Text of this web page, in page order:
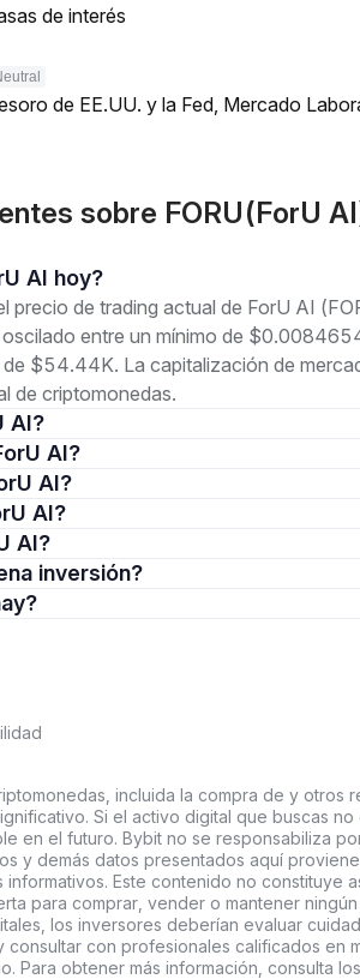
de interés
de EE.UU. y la Fed, Mercado
sobre FORU(ForU
AI hoy?
precio de trading actual de ForU AI
entre un mínimo de
de $54.44K. La capitalización de
de criptomonedas.
AI?
AI?
AI?
AI?
AI?
inversión?
incluida la compra de y otros
Si el activo digital que buscas no
en el futuro. Bybit no se responsabiliza
y demás datos presentados aquí
informativos. Este contenido no constituye
para comprar, vender o mantener
los inversores deberían evaluar
consultar con profesionales calificados en
Para obtener más información, consulta